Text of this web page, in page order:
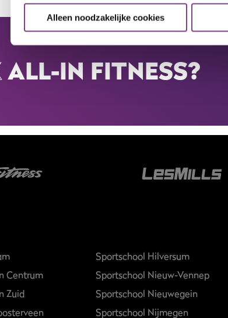
Alleen noodzakelijke cookies
ALL-IN FITNESS?
Centrum
Zuid
Sportschool Hilversum
Sportschool Nieuw-Vennep
Sportschool Nieuwegein
Sportschool Nijmegen